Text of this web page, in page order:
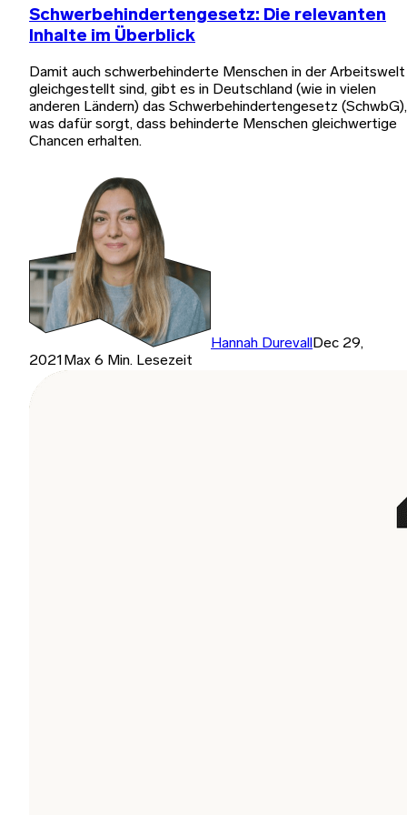
Schwerbehindertengesetz: Die relevanten
Inhalte im Überblick
Damit auch schwerbehinderte Menschen in der Arbeitswelt
gleichgestellt sind, gibt es in Deutschland (wie in vielen
anderen Ländern) das Schwerbehindertengesetz (SchwbG),
was dafür sorgt, dass behinderte Menschen gleichwertige
Chancen erhalten.
Hannah Durevall Dec 29,
2021 Max 6 Min. Lesezeit